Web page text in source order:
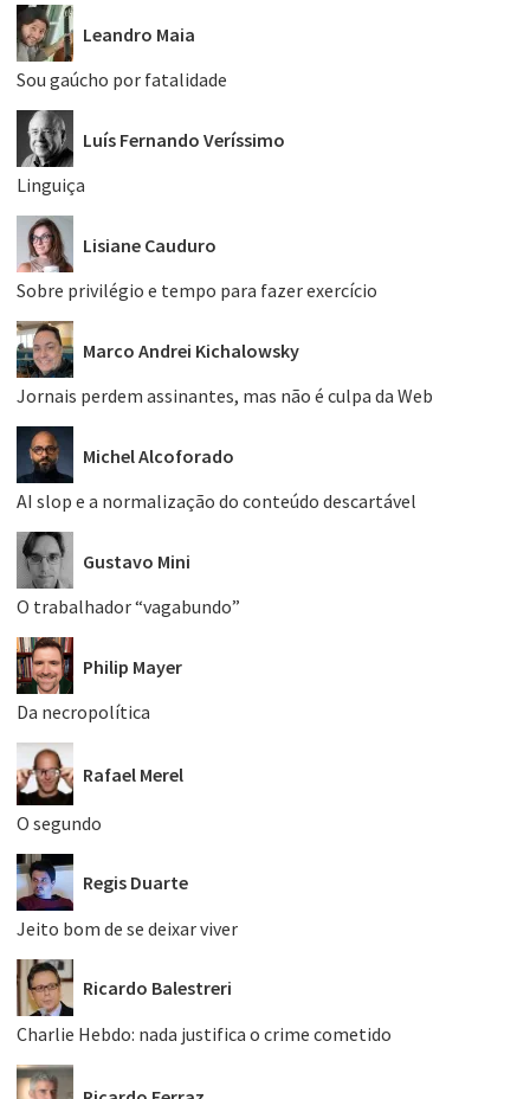
Leandro Maia
Sou gaúcho por fatalidade
Luís Fernando Veríssimo
Linguiça
Lisiane Cauduro
Sobre privilégio e tempo para fazer exercício
Marco Andrei Kichalowsky
Jornais perdem assinantes, mas não é culpa da Web
Michel Alcoforado
AI slop e a normalização do conteúdo descartável
Gustavo Mini
O trabalhador “vagabundo”
Philip Mayer
Da necropolítica
Rafael Merel
O segundo
Regis Duarte
Jeito bom de se deixar viver
Ricardo Balestreri
Charlie Hebdo: nada justifica o crime cometido